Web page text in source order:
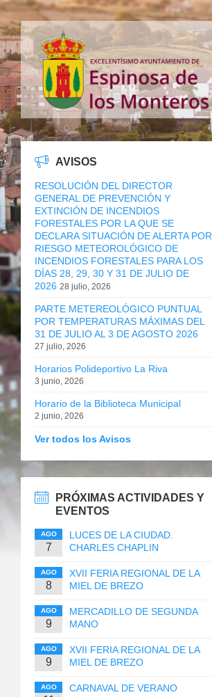
AVISOS
RESOLUCIÓN DEL DIRECTOR
GENERAL DE PREVENCIÓN Y
EXTINCIÓN DE INCENDIOS
FORESTALES POR LA QUE SE
DECLARA SITUACIÓN DE ALERTA POR
RIESGO METEOROLÓGICO DE
INCENDIOS FORESTALES PARA LOS
DÍAS 28, 29, 30 Y 31 DE JULIO DE
2026 28 julio, 2026
PARTE METEREOLÓGICO PUNTUAL
POR TEMPERATURAS MÁXIMAS DEL
31 DE JULIO AL 3 DE AGOSTO 2026
27 julio, 2026
Horarios Polideportivo La Riva
3 junio, 2026
Horario de la Biblioteca Municipal
2 junio, 2026
Ver todos los Avisos
PRÓXIMAS ACTIVIDADES Y
EVENTOS
AGO
7
LUCES DE LA CIUDAD.
CHARLES CHAPLIN
AGO
8
XVII FERIA REGIONAL DE LA
MIEL DE BREZO
AGO
9
MERCADILLO DE SEGUNDA
MANO
AGO
9
XVII FERIA REGIONAL DE LA
MIEL DE BREZO
AGO CARNAVAL DE VERANO